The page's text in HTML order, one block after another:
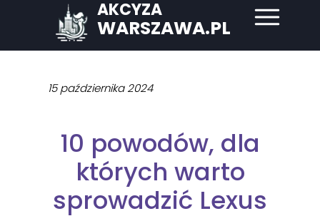
AKCYZA
WARSZAWA.PL
15 października 2024
10 powodów, dla
których warto
sprowadzić Lexus